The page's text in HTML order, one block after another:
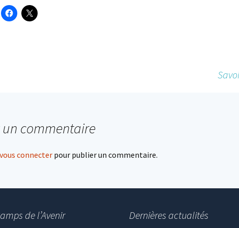
un commentaire
vous connecter pour publier un commentaire.
de l’Avenir Dernières actualités